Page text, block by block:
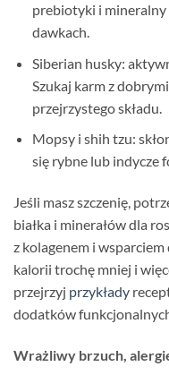
prebiotyki i mineralny
dawkach.
Siberian husky:
Szukaj karm z
przejrzystego składu.
Mopsy i shih tzu:
się rybne lub indycze
Jeśli masz szczenię,
białka i minerałów dla
z kolagenem i
kalorii trochę mniej i
przejrzyj przykłady
dodatków
Wrażliwy brzuch,